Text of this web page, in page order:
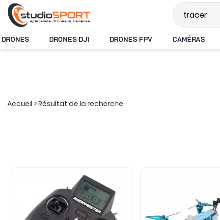
Stock en temps
DRONES DRONES DJI DRONES FPV CAMÉRAS
Accueil >Résultat de la recherche